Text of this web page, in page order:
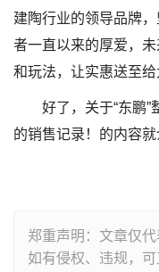
建陶行业的领导品牌
者一直以来的厚爱，
和玩法，让实惠送至给
好了，关于“东鹏
的销售记录！的内容就
郑重声明：文章仅
如有侵权、违规，